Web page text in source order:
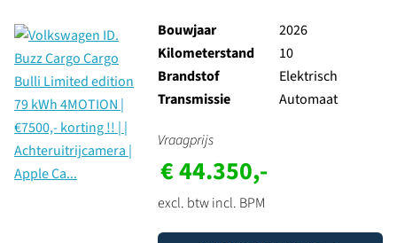
Bouwjaar
2026
Kilometerstand
10
Brandstof
Elektrisch
Transmissie
Automaat
Vraagprijs
€ 44.350,-
excl. btw incl. BPM